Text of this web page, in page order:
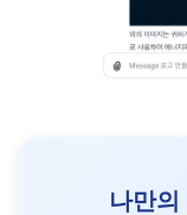
나만